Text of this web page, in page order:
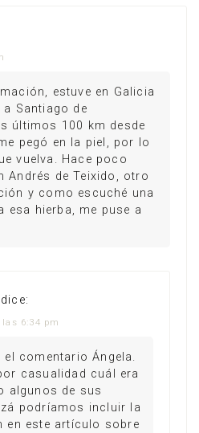
estuve en Galicia
a Santiago de
últimos 100 km desde
pegó en la piel, por lo
vuelva. Hace poco
Andrés de Teixido, otro
y como escuché una
esa hierba, me puse a
dice:
6:34 pm
comentario Ángela.
casualidad cuál era
algunos de sus
podríamos incluir la
en este artículo sobre